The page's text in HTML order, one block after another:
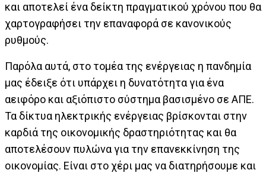
και αποτελεί ένα δείκτη πραγματικού χρόνου που θα
χαρτογραφήσει την επαναφορά σε κανονικούς
ρυθμούς.
Παρόλα αυτά, στο τομέα της ενέργειας η πανδημία
μας έδειξε ότι υπάρχει η δυνατότητα για ένα
αειφόρο και αξιόπιστο σύστημα βασισμένο σε ΑΠΕ.
Τα δίκτυα ηλεκτρικής ενέργειας βρίσκονται στην
καρδιά της οικονομικής δραστηριότητας και θα
αποτελέσουν πυλώνα για την επανεκκίνηση της
οικονομίας. Είναι στο χέρι μας να διατηρήσουμε και